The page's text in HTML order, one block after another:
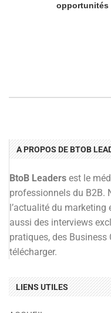
opportunités
A PROPOS DE BTOB
BtoB Leaders est le
professionnels du B2B.
l’actualité du
aussi des interviews
pratiques, des Business
télécharger.
LIENS UTILES